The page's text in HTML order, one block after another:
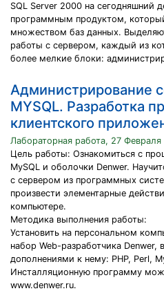
SQL Server 2000 на сегодняшний
программным продуктом,
множеством баз данных.
работы с сервером, каждый из
более мелкие блоки:
Администрирование
MYSQL. Разработка
клиентского
Лабораторная работа, 27 Февраля
Цель работы: Ознакомиться с
MySQL и оболочки Denwer.
с сервером из программных
произвести элементарные
компьютере.
Методика выполнения работы:
Установить на персональном
набор Web-разработчика
дополнениями к нему: PHP, Perl,
Инсталляционную программу
www.denwer.ru.